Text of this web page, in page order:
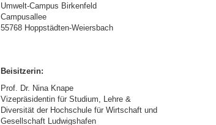
Umwelt-Campus Birkenfeld
Campusallee
55768 Hoppstädten-Weiersbach
Beisitzerin:
Prof. Dr. Nina Knape
Vizepräsidentin für Studium, Lehre &
Diversität der Hochschule für Wirtschaft und
Gesellschaft Ludwigshafen